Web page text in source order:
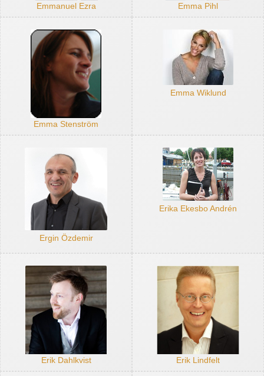
Emmanuel Ezra Emma Pihl
Emma Stenström
Emma Wiklund
Ergin Özdemir
Erika Ekesbo Andrén
Erik Dahlkvist Erik Lindfelt